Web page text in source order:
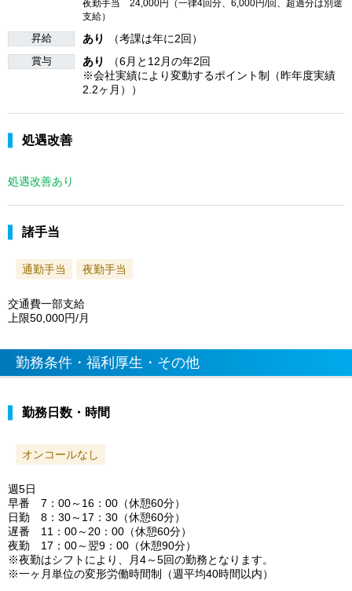
夜勤手当 24,000円（一律4回分、6,000円/回、超過分は別途
支給）
昇給 あり （考課は年に2回）
賞与 あり
（6月と12月の年2回
※会社実績により変動するポイント制（昨年度実績
2.2ヶ月））
処遇改善
処遇改善あり
諸手当
通勤手当 夜勤手当
交通費一部支給
上限50,000円/月
勤務条件・福利厚生・その他
勤務日数・時間
オンコールなし
週5日
早番 7：00～16：00（休憩60分）
日勤 8：30～17：30（休憩60分）
遅番 11：00～20：00（休憩60分）
夜勤 17：00～翌9：00（休憩90分）
※夜勤はシフトにより、月4～5回の勤務となります。
※一ヶ月単位の変形労働時間制（週平均40時間以内）